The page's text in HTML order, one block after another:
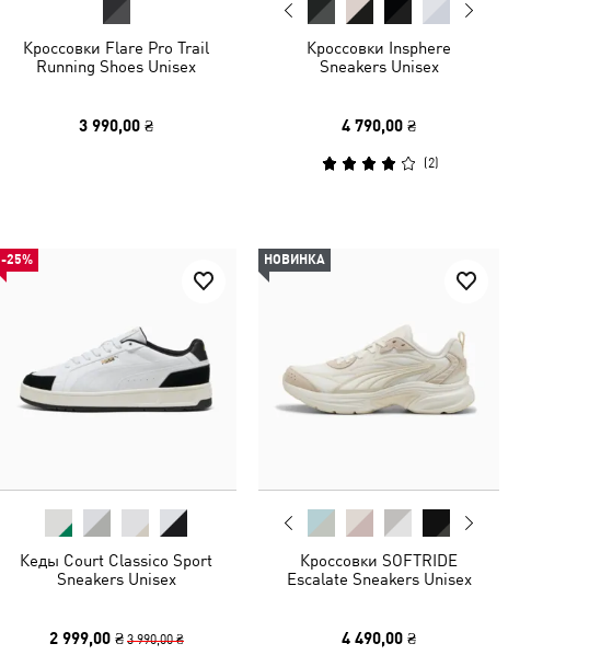
Кроссовки Flare Pro Trail
Running Shoes Unisex
3 990,00 ₴
Кроссовки Insphere
Sneakers Unisex
4 790,00 ₴
(2)
-25%
Кеды Court Classico Sport
Sneakers Unisex
2 999,00 ₴ 3 990,00 ₴
НОВИНКА
Кроссовки SOFTRIDE
Escalate Sneakers Unisex
4 490,00 ₴